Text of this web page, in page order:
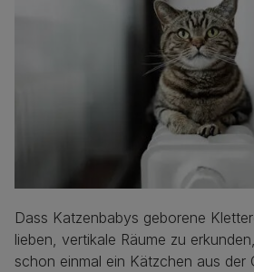
Dass Katzenbabys geborene
lieben, vertikale Räume zu
schon einmal ein Kätzchen aus der